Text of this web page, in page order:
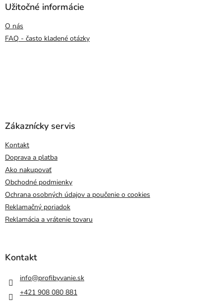
Užitočné informácie
O nás
FAQ - často kladené otázky
Zákaznícky servis
Kontakt
Doprava a platba
Ako nakupovať
Obchodné podmienky
Ochrana osobných údajov a poučenie o cookies
Reklamačný poriadok
Reklamácia a vrátenie tovaru
Kontakt
info@profibyvanie.sk
+421 908 080 881